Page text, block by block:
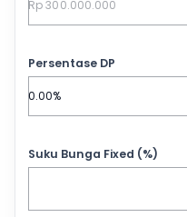
Persentase DP
Suku Bunga Fixed (%)